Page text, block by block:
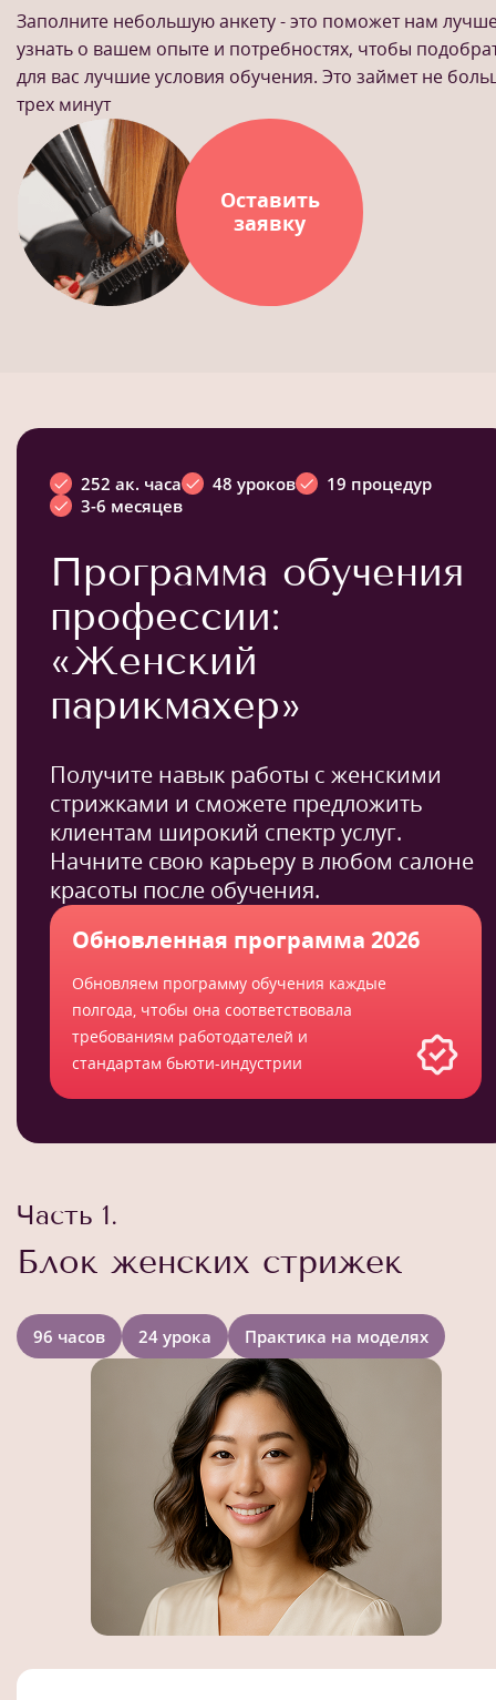
Заполните небольшую анкету - это поможет нам
узнать о вашем опыте и потребностях, чтобы
для вас лучшие условия обучения. Это займет не
трех минут
Оставить
заявку
252 ак. часа 48 уроков
19 процедур
3-6 месяцев
Программа обучения
профессии:
«Женский
парикмахер»
Получите навык работы с женскими
стрижками и сможете предложить
клиентам широкий спектр услуг.
Начните свою карьеру в любом салоне
красоты после обучения.
Обновленная программа 2026
Обновляем программу обучения каждые
полгода, чтобы она соответствовала
требованиям работодателей и
стандартам бьюти-индустрии
Часть 1.
Блок женских стрижек
96 часов 24 урока Практика на моделях